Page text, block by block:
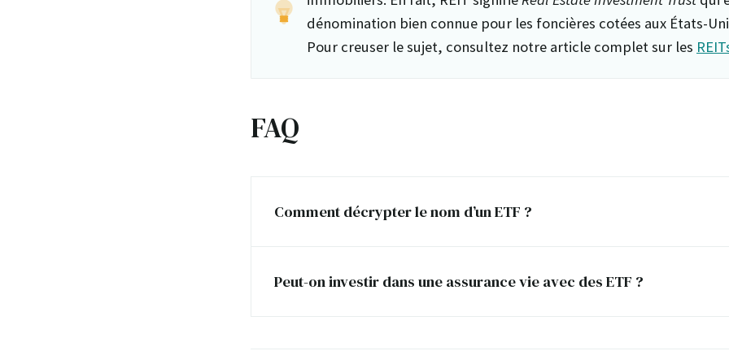
dénomination bien connue pour les foncières cotées aux États-
Pour creuser le sujet, consultez notre article complet sur les
FAQ
Comment décrypter le nom d’un ETF ?
Peut-on investir dans une assurance vie avec des ETF ?